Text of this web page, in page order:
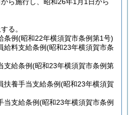
る。
条例(昭和22年横須賀市条例第1号)
給料支給条例(昭和23年横須賀市条
支給条例(昭和23年横須賀市条例第
扶養手当支給条例(昭和23年横須賀
当支給条例(昭和23年横須賀市条例